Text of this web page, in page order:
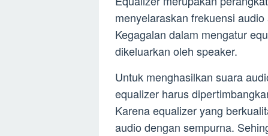
menyelaraskan frekuensi
Kegagalan dalam mengatur
dikeluarkan oleh speaker.
Untuk menghasilkan suara
equalizer harus
Karena equalizer yang
audio dengan sempurna.